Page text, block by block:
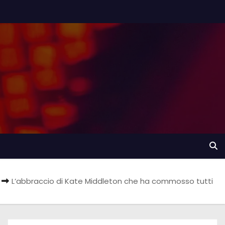
L’abbraccio di Kate Middleton che ha commosso tutti